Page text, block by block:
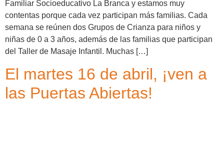
Familiar Socioeducativo La Branca y estamos muy
contentas porque cada vez participan más familias. Cada
semana se reúnen dos Grupos de Crianza para niños y
niñas de 0 a 3 años, además de las familias que participan
del Taller de Masaje Infantil. Muchas […]
El martes 16 de abril, ¡ven a
las Puertas Abiertas!